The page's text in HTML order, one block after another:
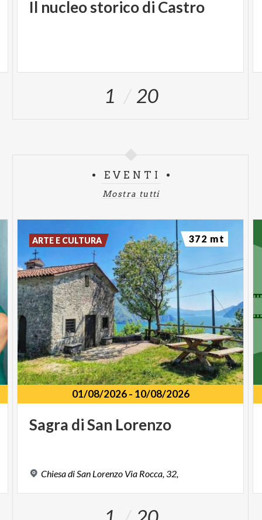
Il nucleostoricodi Castro
1 20
EVENTI
Mostra tutti
01/08/2026- 10/08/2026
Sagra diSan Lorenzo
ChiesadiSan Lorenzo Via Rocca,32,
ARTE E CULTURA 372 mt